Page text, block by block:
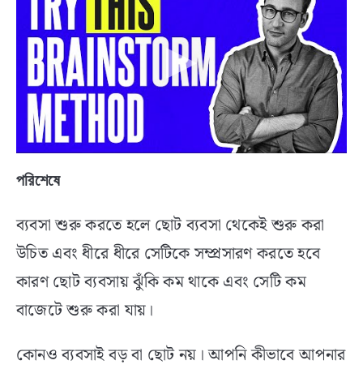
পরিশেষে
ব্যবসা শুরু করতে হলে ছোট ব্যবসা থেকেই শুরু করা
উচিত এবং ধীরে ধীরে সেটিকে সম্প্রসারণ করতে হবে
কারণ ছোট ব্যবসায় ঝুঁকি কম থাকে এবং সেটি কম
বাজেটে শুরু করা যায়।
কোনও ব্যবসাই বড় বা ছোট নয়। আপনি কীভাবে আপনার